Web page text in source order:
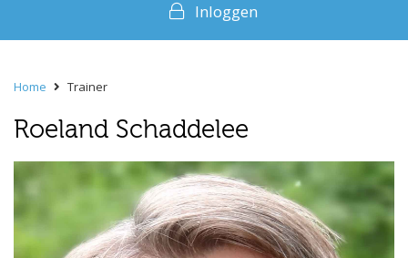
Inloggen
Home Trainer
Roeland Schaddelee